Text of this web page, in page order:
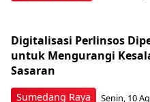
Sumedang Raya
Digitalisasi Perlinsos
untuk Mengurangi
Sasaran
Senin, 10